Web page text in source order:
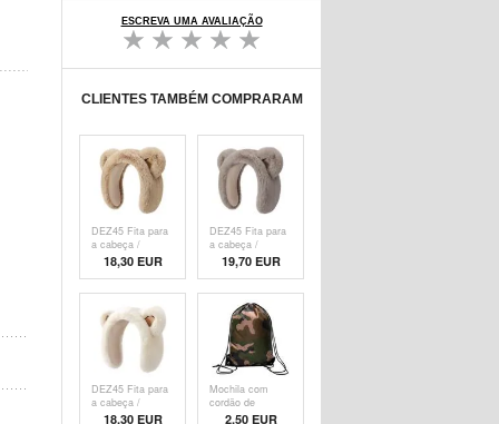
ESCREVA UMA AVALIAÇÃO
CLIENTES TAMBÉM COMPRARAM
DEZ45 Fita para
a cabeça /
Protectores de
orelhas de
inverno em
pelúcia para
ursos - Cáqui
18,30 EUR
DEZ45 Fita para
a cabeça /
Protectores de
orelhas de
inverno em
pelúcia e bonitos
- Cinzento
19,70 EUR
DEZ45 Fita para
a cabeça /
Protectores de
18,30 EUR
Mochila com
cordão de
camuflagem /
2,50EUR